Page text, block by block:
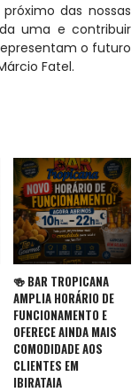
das nossas
uma e contribuir
o futuro
Fatel.
🍻 BAR TROPICANA
AMPLIA HORÁRIO DE
FUNCIONAMENTO E
OFERECE AINDA MAIS
COMODIDADE AOS
CLIENTES EM
IBIRATAIA